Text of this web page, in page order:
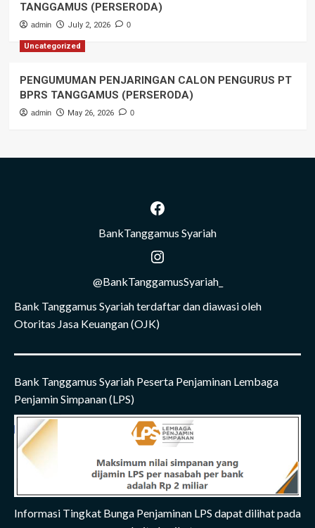
TANGGAMUS (PERSERODA)
admin July 2, 2026 0
Uncategorized
PENGUMUMAN PENJARINGAN CALON PENGURUS PT
BPRS TANGGAMUS (PERSERODA)
admin May 26, 2026 0
Facebook
BankTanggamus Syariah
Instagram
@BankTanggamusSyariah_
Bank Tanggamus Syariah terdaftar dan diawasi oleh
Otoritas Jasa Keuangan (OJK)
Bank Tanggamus Syariah Peserta Penjaminan Lembaga
Penjamin Simpanan (LPS)
Informasi Tingkat Bunga Penjaminan LPS dapat dilihat pada